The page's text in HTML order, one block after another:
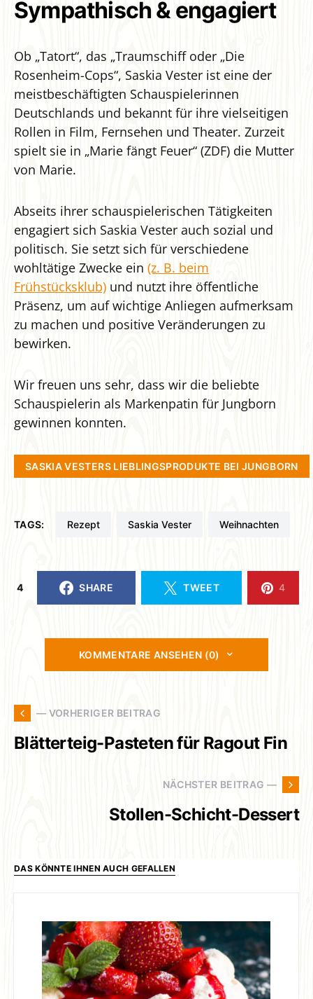
Sympathisch & engagiert
Ob „Tatort“, das „Traumschiff oder „Die
Rosenheim-Cops“, Saskia Vester ist eine der
meistbeschäftigten Schauspielerinnen
Deutschlands und bekannt für ihre vielseitigen
Rollen in Film, Fernsehen und Theater. Zurzeit
spielt sie in „Marie fängt Feuer“ (ZDF) die Mutter
von Marie.
Abseits ihrer schauspielerischen Tätigkeiten
engagiert sich Saskia Vester auch sozial und
politisch. Sie setzt sich für verschiedene
wohltätige Zwecke ein (z. B. beim
Frühstücksklub) und nutzt ihre öffentliche
Präsenz, um auf wichtige Anliegen aufmerksam
zu machen und positive Veränderungen zu
bewirken.
Wir freuen uns sehr, dass wir die beliebte
Schauspielerin als Markenpatin für Jungborn
gewinnen konnten.
SASKIA VESTERS LIEBLINGSPRODUKTE BEI JUNGBORN
TAGS: Rezept Saskia Vester Weihnachten
4 SHARE TWEET 4
KOMMENTARE ANSEHEN (0)
— VORHERIGER BEITRAG
Blätterteig-Pasteten für Ragout Fin
NÄCHSTER BEITRAG —
Stollen-Schicht-Dessert
DAS KÖNNTE IHNEN AUCH GEFALLEN